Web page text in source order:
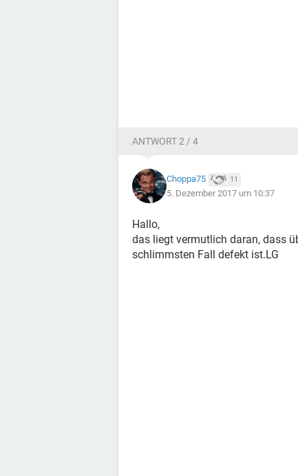
ANTWORT 2 / 4
Choppa75 11
5. Dezember 2017 um 10:37
Hallo,
das liegt vermutlich daran, dass
schlimmsten Fall defekt ist.LG